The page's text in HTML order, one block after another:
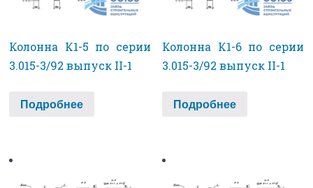
Колонна К1-5 по серии
3.015-3/92 выпуск II-1
Подробнее
Колонна К1-6 по серии
3.015-3/92 выпуск II-1
Подробнее